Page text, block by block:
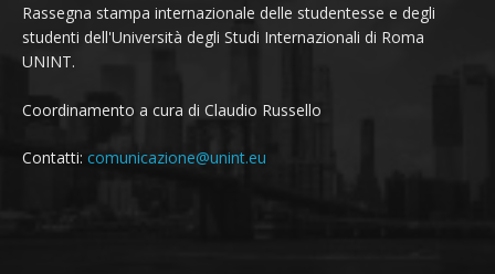
Rassegna stampa internazionale delle studentesse e degli
studenti dell'Università degli Studi Internazionali di Roma
UNINT.
Coordinamento a cura di Claudio Russello
Contatti: comunicazione@unint.eu